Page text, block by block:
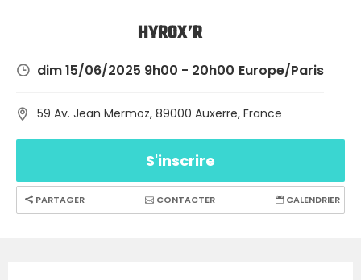
Codes
Promo
HYROX’R
dim 15/06/2025 9h00 - 20h00 Europe/Paris
59 Av. Jean Mermoz, 89000 Auxerre, France
S'inscrire
PARTAGER CONTACTER CALENDRIER